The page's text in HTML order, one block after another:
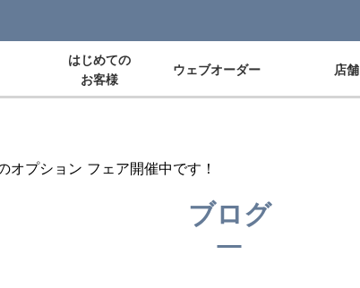
はじめての
お客様
ウェブオーダー 店舗
オプション フェア開催中です！
ブログ